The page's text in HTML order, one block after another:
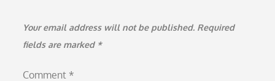
Your email address will not be published. Required
fields are marked *
Comment *